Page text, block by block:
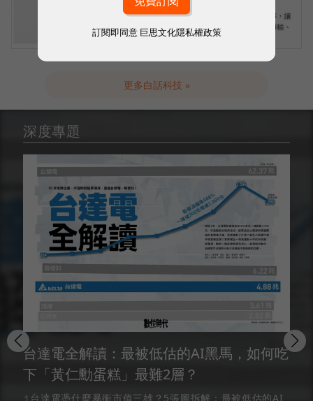
更多白話科技 »
深度專題
台達電全解讀：最被低估的AI黑馬，如何吃
下「黃仁勳蛋糕」最難2層？
台達電憑什麼暴衝市值三雄？5張圖拆解：最被低估的AI
訂閱即同意 巨思文化隱私權政策